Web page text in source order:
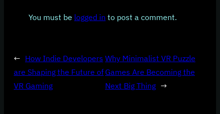
You must be logged in to post a comment.
← How Indie Developers
are Shaping the Future of
VR Gaming
Why Minimalist VR Puzzle
Games Are Becoming the
Next Big Thing →